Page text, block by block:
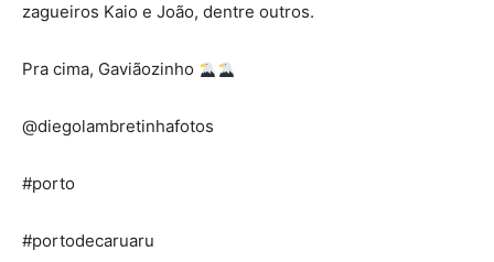
zagueiros Kaio e João, dentre outros.
Pra cima, Gaviãozinho
@diegolambretinhafotos
#porto
#portodecaruaru